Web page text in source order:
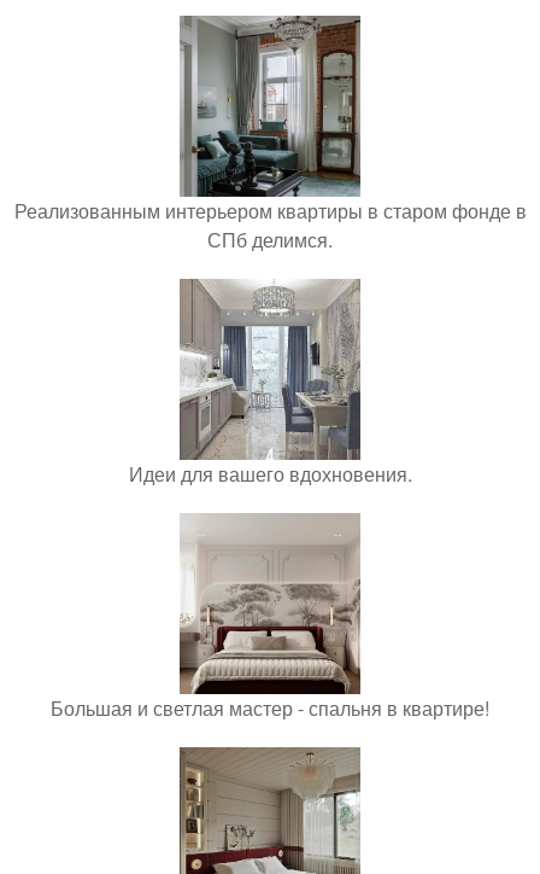
Реализованным интерьером квартиры в старом фонде в
СПб делимся.
Идеи для вашего вдохновения.
Большая и светлая мастер - спальня в квартире!